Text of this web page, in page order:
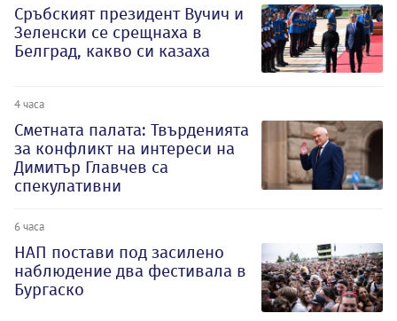
Сръбският президент Вучич и
Зеленски се срещнаха в
Белград, какво си казаха
4 часа
Сметната палата: Твърденията
за конфликт на интереси на
Димитър Главчев са
спекулативни
6 часа
НАП постави под засилено
наблюдение два фестивала в
Бургаско